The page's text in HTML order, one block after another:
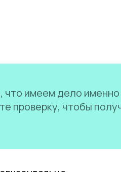
имеем дело именно
проверку, чтобы